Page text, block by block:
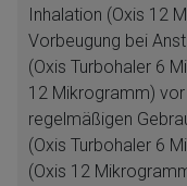
Inhalation (Oxis 12
Vorbeugung bei
(Oxis Turbohaler 6
12 Mikrogramm)
regelmäßigen
(Oxis Turbohaler 6
(Oxis 12